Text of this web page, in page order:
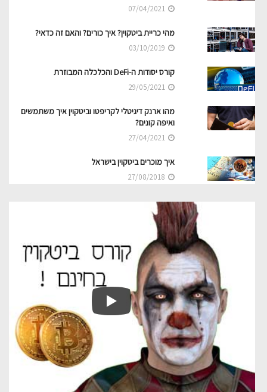
מהי כריית ביטקוין? איך כורים? והאם זה כדאי?
קורס יסודות ה-DeFi והכלכלה המבוזרת
מהו ארנק דיגיטלי לקריפטו וביטקוין איך משתמשים
ואיפה קונים?
איך מוכרים ביטקוין בישראל